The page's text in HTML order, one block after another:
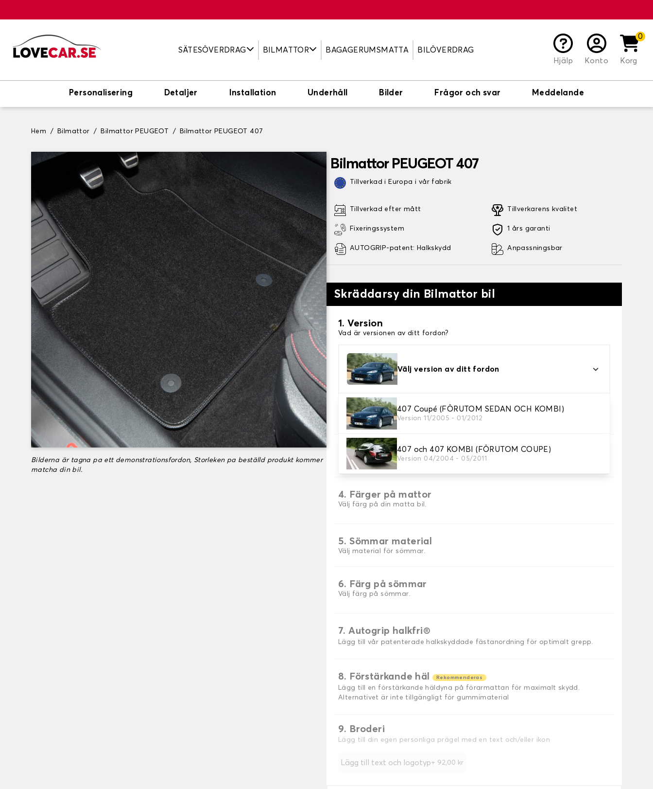
SÄTESÖVERDRAG BILMATTOR BAGAGERUMSMATTA
BILÖVERDRAG
Hjälp
Konto
0
Korg
Personalisering Detaljer Installation Underhåll Bilder Frågor och svar Meddelande
Hem Bilmattor Bilmattor PEUGEOT Bilmattor PEUGEOT 407
Bilderna är tagna pa ett demonstrationsfordon, Storleken pa beställd produkt kommer
matcha din bil.
Bilmattor PEUGEOT 407
Tillverkad i Europa i vår fabrik
Tillverkad efter mått
Fixeringssystem
AUTOGRIP-patent: Halkskydd
Tillverkarens kvalitet
1 års garanti
Anpassningsbar
Skräddarsy din Bilmattor bil
1. Version
Vad är versionen av ditt fordon?
Välj version av ditt fordon
407 Coupé (FÖRUTOM SEDAN OCH KOMBI)
Version 11/2005 - 01/2012
407 och 407 KOMBI (FÖRUTOM COUPE)
Version 04/2004 - 05/2011
2. Material
Välj material för din bilmatta.
3. uppsättning av mattor
Välj det antal bilmattor du behöver.
4. Färger på mattor
Välj färg på din matta bil.
5. Sömmar material
Välj material för sömmar.
6. Färg på sömmar
Välj färg på sömmar.
7. Autogrip halkfri®
Lägg till vår patenterade halkskyddade fästanordning för optimalt grepp.
8. Förstärkande häl Rekommenderas
Lägg till en förstärkande häldyna på förarmattan för maximalt skydd.
Alternativet är inte tillgängligt för gummimaterial
9. Broderi
Lägg till din egen personliga prägel med en text och/eller ikon
Lägg till text och logotyp+ 92,00 kr